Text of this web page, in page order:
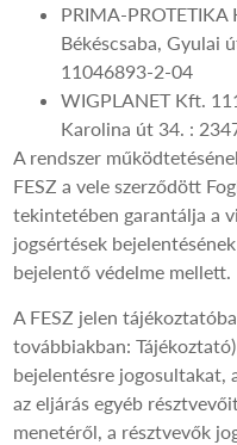
PRIMA-PROTETIKA
Békéscsaba, Gyulai
11046893-2-04
WIGPLANET Kft.
Karolina út 34. :
A rendszer
FESZ a vele szerződött
tekintetében garantálja a
jogsértések
bejelentő védelme mellett.
A FESZ jelen
továbbiakban:
bejelentésre jogosultakat,
az eljárás egyéb
menetéről, a résztvevők